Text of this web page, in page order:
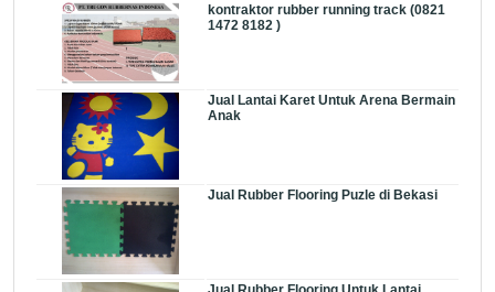
kontraktor rubber running track (0821
1472 8182 )
Jual Lantai Karet Untuk Arena Bermain
Anak
Jual Rubber Flooring Puzle di Bekasi